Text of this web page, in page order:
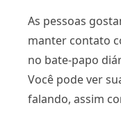
As pessoas
manter contato
no bate-papo
Você pode ver
falando, assim